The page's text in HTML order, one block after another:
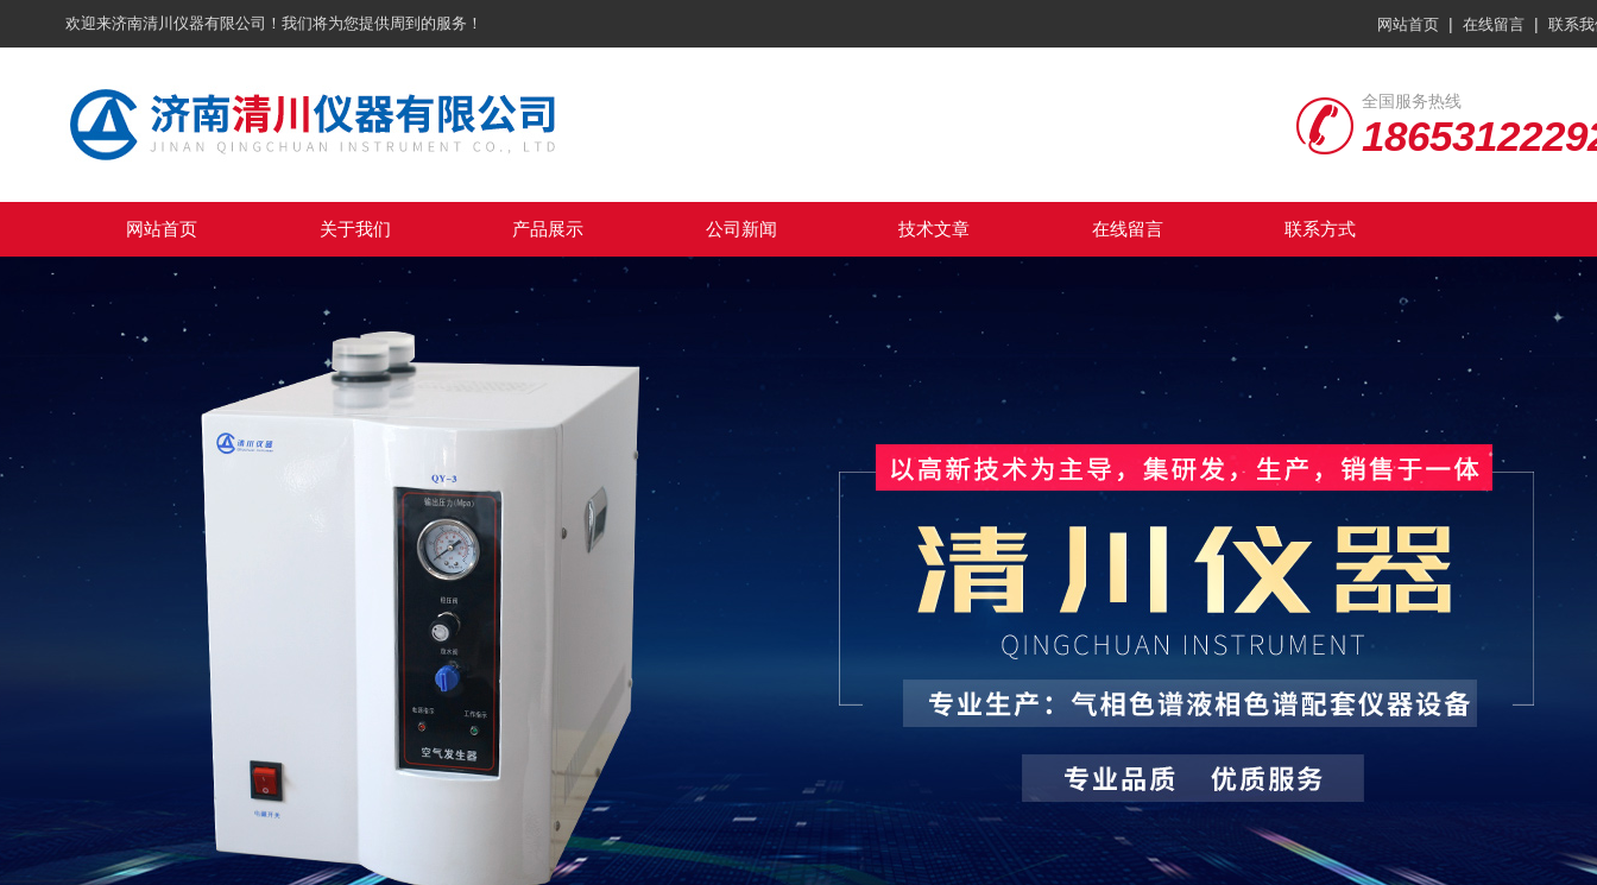
欢迎来济南清川仪器有限公司！我们将为您提供周到的服务！ 网站首页 | 在线留言 | 联系
全国服务热线
网站首页 关于我们 产品展示 公司新闻 技术文章 在线留言 联系方式